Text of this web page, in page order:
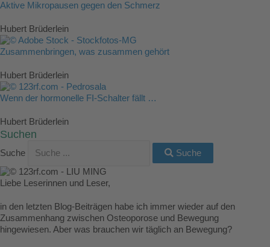
Aktive Mikropausen gegen den Schmerz
Hubert Brüderlein
Zusammenbringen, was zusammen gehört
Hubert Brüderlein
Wenn der hormonelle FI-Schalter fällt …
Hubert Brüderlein
Suchen
Suche Suche
Liebe Leserinnen und Leser,
in den letzten Blog-Beiträgen habe ich immer wieder auf den
Zusammenhang zwischen Osteoporose und Bewegung
hingewiesen. Aber was brauchen wir täglich an Bewegung?